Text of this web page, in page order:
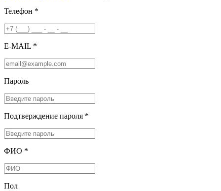
Телефон *
E-MAIL *
Пароль
Подтверждение пароля *
ФИО *
Пол